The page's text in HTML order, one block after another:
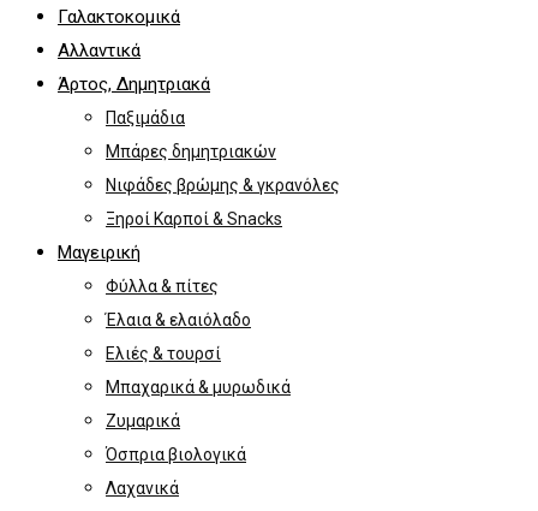
Γαλακτοκομικά
Αλλαντικά
Άρτος, Δημητριακά
Παξιμάδια
Μπάρες δημητριακών
Νιφάδες βρώμης & γκρανόλες
Ξηροί Καρποί & Snacks
Μαγειρική
Φύλλα & πίτες
Έλαια & ελαιόλαδο
Ελιές & τουρσί
Μπαχαρικά & μυρωδικά
Ζυμαρικά
Όσπρια βιολογικά
Λαχανικά